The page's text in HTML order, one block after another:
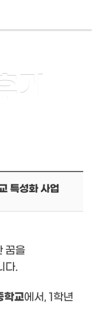
특성화 사업
꿈을
다.
학교에서, 1학년